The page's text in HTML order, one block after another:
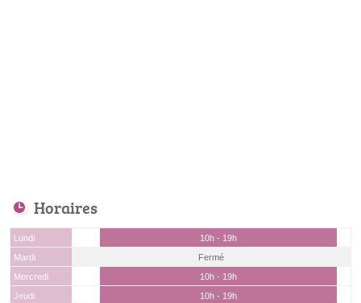
Horaires
Lundi
10h - 19h
Mardi
Fermé
Mercredi
10h - 19h
Jeudi
10h - 19h